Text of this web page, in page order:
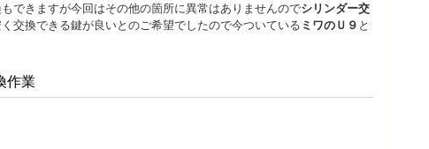
できますが今回はその他の箇所に異常はありませんのでシリンダー交
交換できる鍵が良いとのご希望でしたので今ついている ミワのＵ９ と
作業